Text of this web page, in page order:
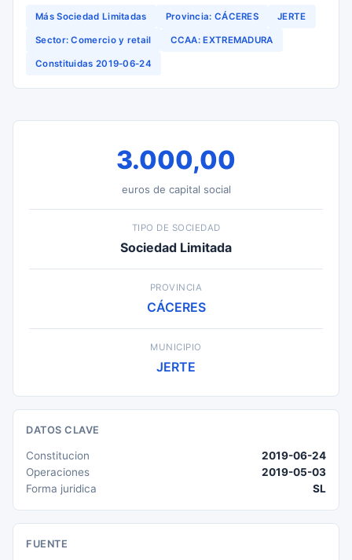
Más Sociedad Limitadas Provincia: CÁCERES JERTE
Sector: Comercio y retail CCAA: EXTREMADURA
Constituidas 2019-06-24
3.000,00
euros de capital social
TIPO DE SOCIEDAD
Sociedad Limitada
PROVINCIA
CÁCERES
MUNICIPIO
JERTE
DATOS CLAVE
Constitucion
2019-06-24
Operaciones
2019-05-03
Forma juridica
SL
FUENTE